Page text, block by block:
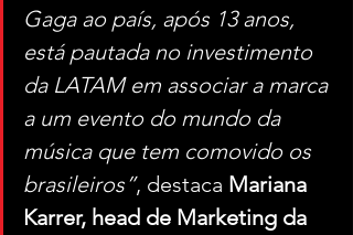
Gaga ao país, após 13 anos,
está pautada no investimento
da LATAM em associar a marca
a um evento do mundo da
música que tem comovido os
brasileiros”, destaca Mariana
Karrer, head de Marketing da